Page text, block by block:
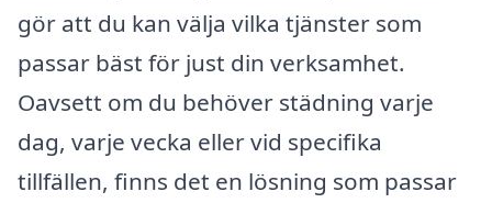
gör att du kan välja vilka tjänster som
passar bäst för just din verksamhet.
Oavsett om du behöver städning varje
dag, varje vecka eller vid specifika
tillfällen, finns det en lösning som passar